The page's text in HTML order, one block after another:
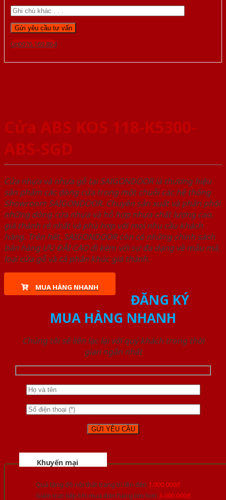
Gọi 0976.169.864
Cửa ABS KOS 118-K5300-
ABS-SGD
Cửa nhựa và nhựa gỗ tại SAIGONDOOR là thương hiệu
sản phẩm các dòng cửa trong một chuỗi các hệ thống
Showroom SAIGONDOOR. Chuyên sản xuất và phân phối
những dòng cửa nhựa và hỗ hợp nhựa chất lượng cao,
giá thành rẻ nhất và phù hợp với mọi nhu cầu khách
hàng. Trên hết, SAIGONDOOR còn có những chính sách
bán hàng ƯU ĐÃI CAO đi kèm với sự đa dạng về mẫu mã,
loại cửa gỗ và cả phân khúc giá thành.
MUA HÀNG NHANH
ĐĂNG KÝ
MUA HÀNG NHANH
Chúng tôi sẽ liên lạc lại với quý khách trong thời
gian ngắn nhất
Khuyến mại
Quà tặng đồ nội thất trang trí lên đến 1.000.000đ
Giảm trực tiếp khi mua đơn hàng lớn hơn 3.000.000đ